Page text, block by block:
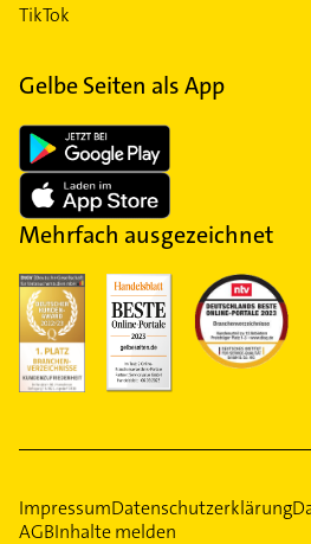
TikTok
Gelbe Seiten als App
Mehrfach ausgezeichnet
ImpressumDatenschutzerklärung
AGBInhalte melden